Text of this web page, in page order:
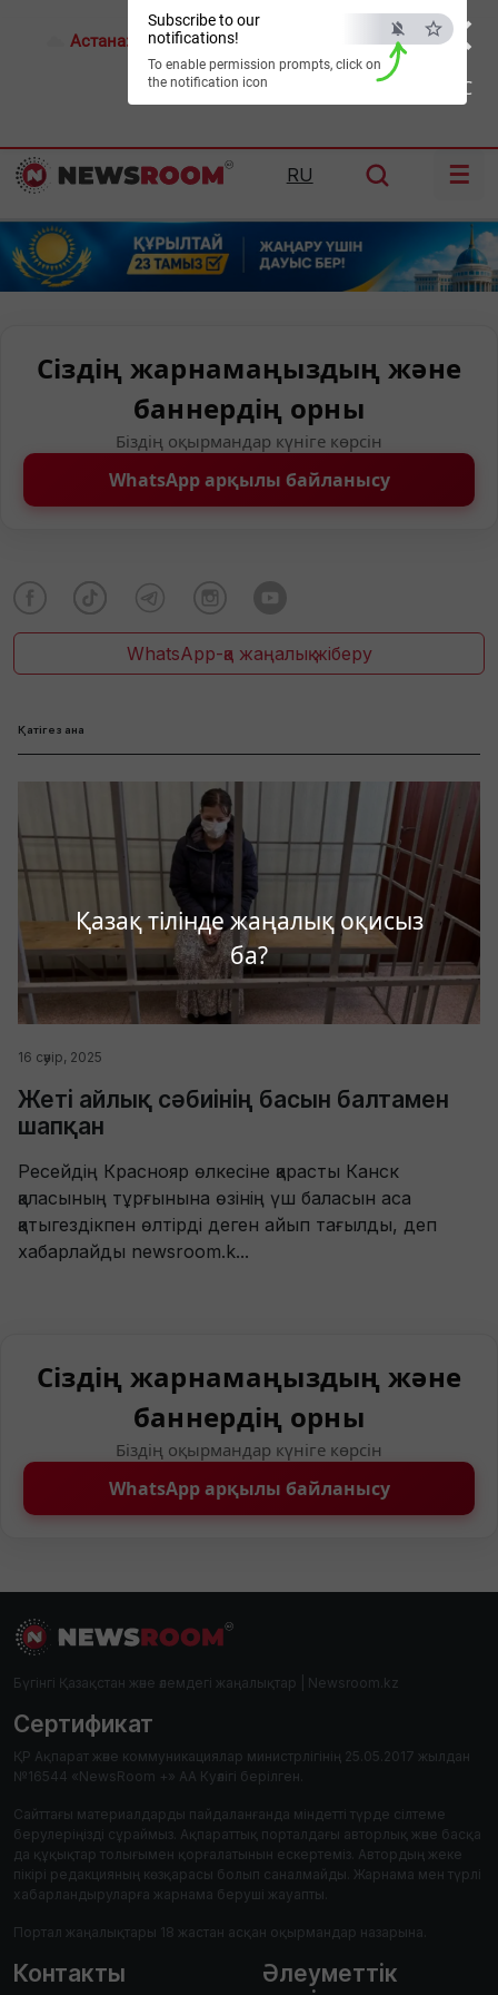
×
ESC
Қазақ тілінде жаңалық оқисыз
ба?
Subscribe to our
notifications!
To enable permission prompts, click on
the notification icon
Астана: 17°C Алматы: Шымкент:24°C
RU ☰
Сіздің жарнамаңыздың және
баннердің орны
Біздің оқырмандар күніге көрсін
WhatsApp арқылы байланысу
WhatsApp-қа жаңалық жіберу
Қатігез ана
16 сәуір, 2025
Жеті айлық сәбиінің басын балтамен
шапқан
Ресейдің Краснояр өлкесіне қарасты Канск
қаласының тұрғынына өзінің үш баласын аса
қатыгездікпен өлтірді деген айып тағылды, деп
хабарлайды newsroom.k...
Сіздің жарнамаңыздың және
баннердің орны
Біздің оқырмандар күніге көрсін
WhatsApp арқылы байланысу
Бүгінгі Қазақстан және әлемдегі жаңалықтар | Newsroom.kz
Сертификат
ҚР Ақпарат және коммуникациялар министрлігінің 25.05.2017 жылдан
№16544 «NewsRoom +» АА Куәлігі берілген.
Сайттағы материалдарды пайдаланғанда міндетті түрде сілтеме
берулеріңізді сұраймыз. Ақпараттық порталдағы авторлық және басқа
да құқықтар толығымен қорғалатынын ескертеміз. Автордың жеке
пікірі редакцияның көзқарасы болып саналмайды. Жарнама мен түрлі
хабарландыруларға жарнама беруші жауапты.
Портал жаңалықтары 18 жастан асқан оқырмандар назарына.
Контакты
Әлеуметтік